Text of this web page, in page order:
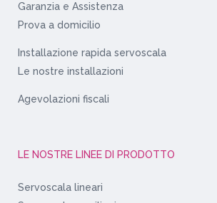
Garanzia e Assistenza
Prova a domicilio
Installazione rapida servoscala
Le nostre installazioni
Agevolazioni fiscali
LE NOSTRE LINEE DI PRODOTTO
Servoscala lineari